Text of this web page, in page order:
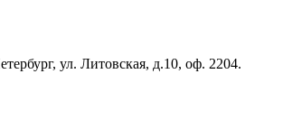
ул. Литовская, д.10, оф. 2204.